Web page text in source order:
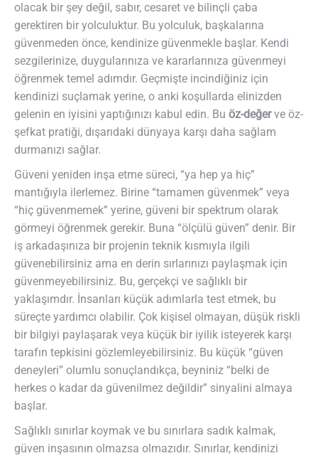
olacak bir şey değil, sabır, cesaret ve bilinçli çaba
gerektiren bir yolculuktur. Bu yolculuk, başkalarına
güvenmeden önce, kendinize güvenmekle başlar. Kendi
sezgilerinize, duygularınıza ve kararlarınıza güvenmeyi
öğrenmek temel adımdır. Geçmişte incindiğiniz için
kendinizi suçlamak yerine, o anki koşullarda elinizden
gelenin en iyisini yaptığınızı kabul edin. Bu öz-değerve öz-
şefkat pratiği, dışarıdaki dünyaya karşı daha sağlam
durmanızı sağlar.
Güveni yeniden inşa etme süreci, “ya hep ya hiç”
mantığıyla ilerlemez. Birine “tamamen güvenmek” veya
“hiç güvenmemek” yerine, güveni bir spektrum olarak
görmeyi öğrenmek gerekir. Buna “ölçülü güven” denir. Bir
iş arkadaşınıza bir projenin teknik kısmıyla ilgili
güvenebilirsiniz ama en derin sırlarınızı paylaşmak için
güvenmeyebilirsiniz. Bu, gerçekçi ve sağlıklı bir
yaklaşımdır. İnsanları küçük adımlarla test etmek, bu
süreçte yardımcı olabilir. Çok kişisel olmayan, düşük riskli
bir bilgiyi paylaşarak veya küçük bir iyilik isteyerek karşı
tarafın tepkisini gözlemleyebilirsiniz. Bu küçük “güven
deneyleri” olumlu sonuçlandıkça, beyniniz “belki de
herkes o kadar da güvenilmez değildir” sinyalini almaya
başlar.
Sağlıklı sınırlar koymak ve bu sınırlara sadık kalmak,
güven inşasının olmazsa olmazıdır. Sınırlar, kendinizi